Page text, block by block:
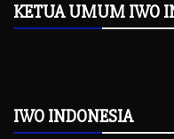
KETUA UMUM IWO
IWO INDONESIA